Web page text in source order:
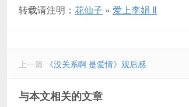
转载请注明： 花仙子 » 爱上李娟 Ⅱ
上一篇 《没关系啊 是爱情》观后感
与本文相关的文章